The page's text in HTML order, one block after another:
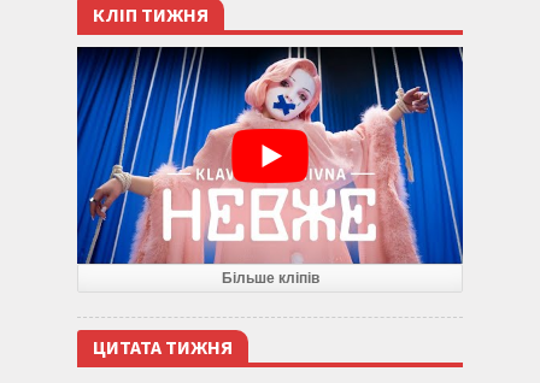
КЛІП ТИЖНЯ
Більше кліпів
ЦИТАТА ТИЖНЯ